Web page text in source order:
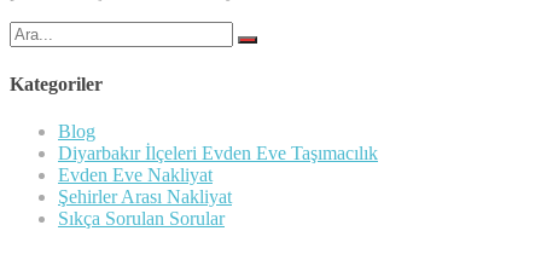
Şunu
ara:
Kategoriler
Blog
Diyarbakır İlçeleri Evden Eve Taşımacılık
Evden Eve Nakliyat
Şehirler Arası Nakliyat
Sıkça Sorulan Sorular